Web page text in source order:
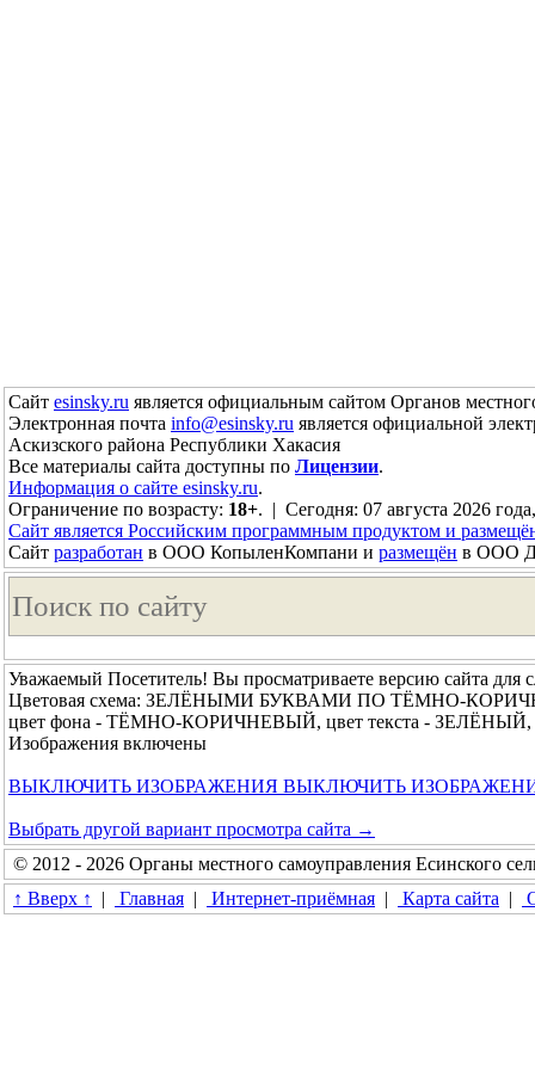
Сайт esinsky.ru является официальным сайтом Органов
Электронная почта info@esinsky.ru является официальной
Аскизского района Республики Хакасия
Все материалы сайта доступны по Лицензии.
Информация о сайте esinsky.ru.
Ограничение по возрасту: 18+. | Сегодня: 07 августа 2026
Сайт является Российским программным продуктом и
Сайт разработан в ООО КопыленКомпани и размещён в ООО
Уважаемый Посетитель! Вы просматриваете версию сайта для
Цветовая схема: ЗЕЛЁНЫМИ БУКВАМИ ПО ТЁМНО-
цвет фона - ТЁМНО-КОРИЧНЕВЫЙ, цвет текста - ЗЕЛЁНЫЙ,
Изображения включены
ВЫКЛЮЧИТЬ ИЗОБРАЖЕНИЯ ВЫКЛЮЧИТЬ
Выбрать другой вариант просмотра сайта →
© 2012 - 2026 Органы местного самоуправления Есинского
↑ Вверх ↑
| Главная | Интернет-приёмная | Карта сайта |